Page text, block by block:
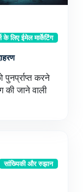
के लिए ईमेल मार्केटिंग
पुनर्प्राप्त करने
की जाने वाली
सांख्यिकी और रुझान